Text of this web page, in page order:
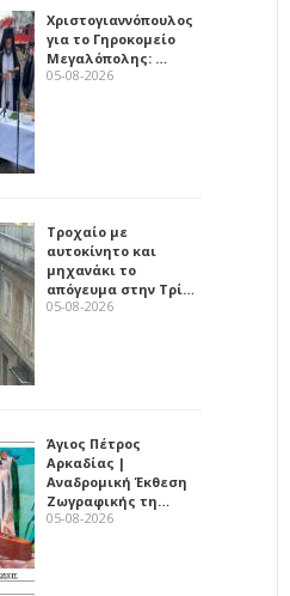
Χριστογιαννόπουλος
για το Γηροκομείο
Μεγαλόπολης: …
05-08-2026
Τροχαίο με
αυτοκίνητο και
μηχανάκι το
απόγευμα στην Τρί…
05-08-2026
Άγιος Πέτρος
Αρκαδίας |
Αναδρομική Έκθεση
Ζωγραφικής τη…
05-08-2026